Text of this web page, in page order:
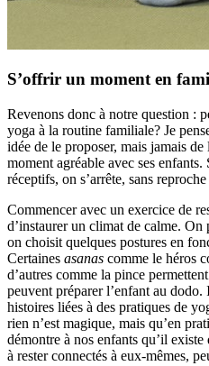
S’offrir un moment en
Revenons donc à notre question :
yoga à la routine familiale? Je
idée de le proposer, mais jamais
moment agréable avec ses enfants.
réceptifs, on s’arrête, sans
Commencer avec un exercice de
d’instaurer un climat de calme.
on choisit quelques postures en
Certaines asanas comme le héros
d’autres comme la pince
peuvent préparer l’enfant au dodo.
histoires liées à des pratiques de
rien n’est magique, mais qu’en
démontre à nos enfants qu’il
à rester connectés à eux-mêmes,